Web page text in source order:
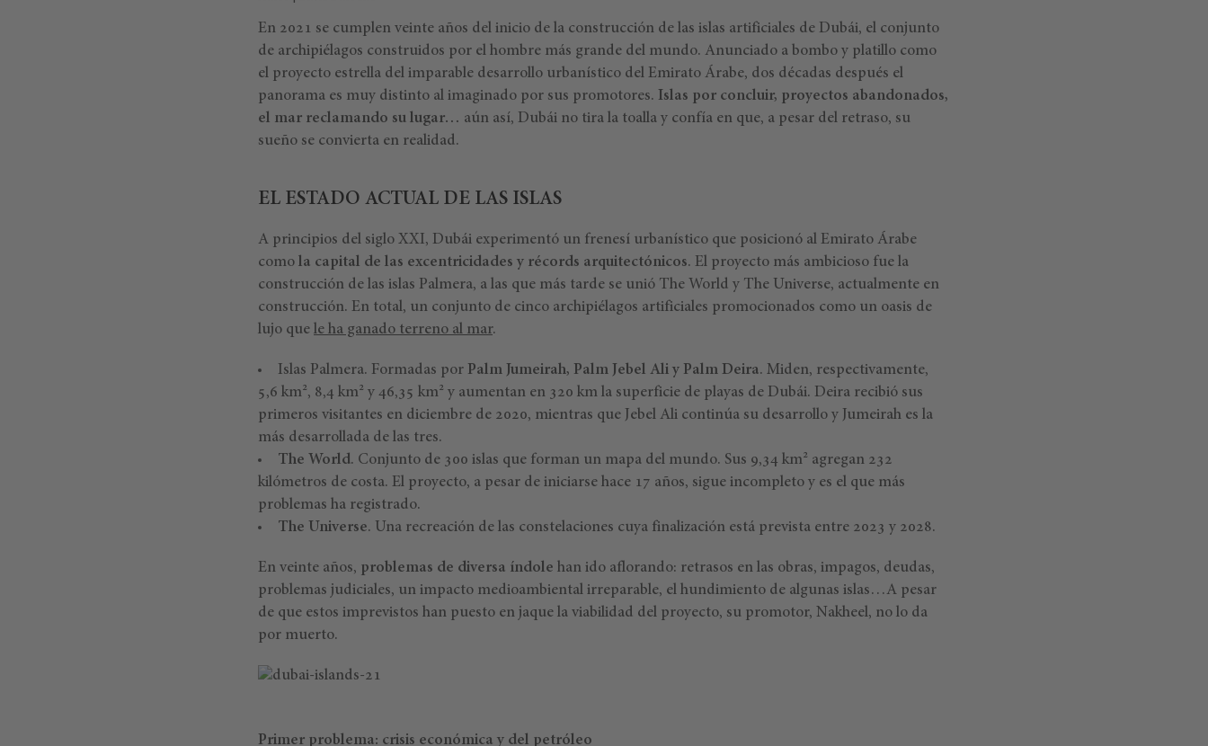
En 2021 se cumplen veinte años del inicio de la construcción de las islas artificiales de Dubái, el conjunto
de archipiélagos construidos por el hombre más grande del mundo. Anunciado a bombo y platillo como
el proyecto estrella del imparable desarrollo urbanístico del Emirato Árabe, dos décadas después el
panorama es muy distinto al imaginado por sus promotores. Islas por concluir, proyectos abandonados,
el mar reclamando su lugar… aún así, Dubái no tira la toalla y confía en que, a pesar del retraso, su
sueño se convierta en realidad.
EL ESTADO ACTUAL DE LAS ISLAS
A principios del siglo XXI, Dubái experimentó un frenesí urbanístico que posicionó al Emirato Árabe
como la capital de las excentricidades y récords arquitectónicos. El proyecto más ambicioso fue la
construcción de las islas Palmera, a las que más tarde se unió The World y The Universe, actualmente en
construcción. En total, un conjunto de cinco archipiélagos artificiales promocionados como un oasis de
lujo que le ha ganado terreno al mar.
Islas Palmera. Formadas por Palm Jumeirah, Palm Jebel Ali y Palm Deira. Miden, respectivamente,
5,6 km², 8,4 km² y 46,35 km² y aumentan en 320 km la superficie de playas de Dubái. Deira recibió sus
primeros visitantes en diciembre de 2020, mientras que Jebel Ali continúa su desarrollo y Jumeirah es la
más desarrollada de las tres.
The World. Conjunto de 300 islas que forman un mapa del mundo. Sus 9,34 km² agregan 232
kilómetros de costa. El proyecto, a pesar de iniciarse hace 17 años, sigue incompleto y es el que más
problemas ha registrado.
The Universe. Una recreación de las constelaciones cuya finalización está prevista entre 2023 y 2028.
En veinte años, problemas de diversa índole han ido aflorando: retrasos en las obras, impagos, deudas,
problemas judiciales, un impacto medioambiental irreparable, el hundimiento de algunas islas…A pesar
de que estos imprevistos han puesto en jaque la viabilidad del proyecto, su promotor, Nakheel, no lo da
por muerto.
Primer problema: crisis económica y del petróleo